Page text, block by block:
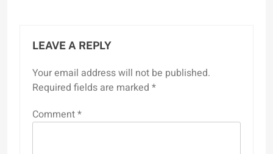
LEAVE A REPLY
Your email address will not be published.
Required fields are marked *
Comment*